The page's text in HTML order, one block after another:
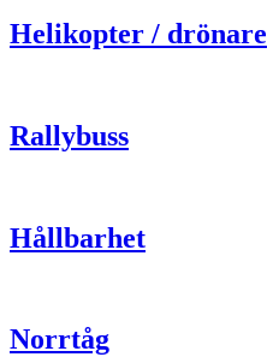
Helikopter / drönare
Rallybuss
Hållbarhet
Norrtåg